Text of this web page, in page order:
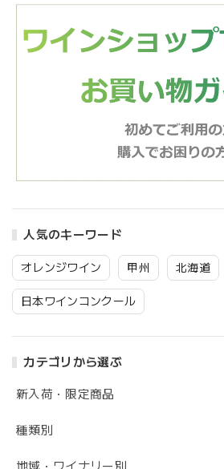
人気のキーワード
オレンジワイン 甲州 北海道
日本ワインコンクール
カテゴリから選ぶ
新入荷・限定商品
種類別